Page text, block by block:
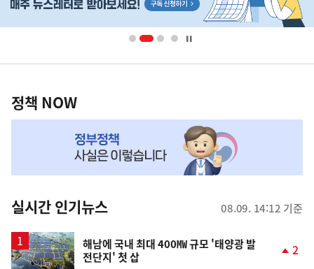
영
책
NOW,
뉴
스
정책 NOW
실시간 인기뉴스 08.09. 14:12 기준
해남에 국내 최대 400㎿ 규모 '태양광 발
전단지' 첫 삽
2